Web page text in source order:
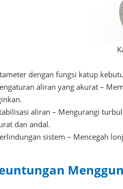
dengan fungsi katup
aliran yang akurat –
aliran – Mengurangi
dan andal.
sistem – Mencegah